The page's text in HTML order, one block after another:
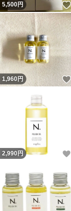
5,500円
1,960円
2,990 円